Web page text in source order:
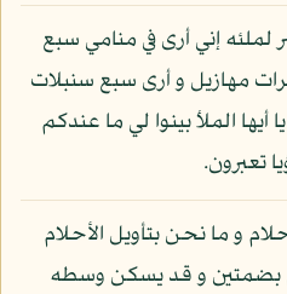
إني أرى في منامي سبع
مهازيل و أرى سبع سنبلات
الملأ بينوا لي ما عندكم
تعبرون.
و ما نحن بتأويل الأحلام
بضمتين و قد يسكن وسطه